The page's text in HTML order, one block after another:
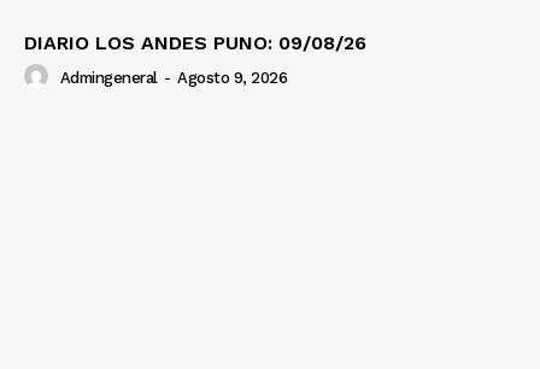
DIARIO LOS ANDES PUNO: 09/08/26
Admingeneral - Agosto 9, 2026